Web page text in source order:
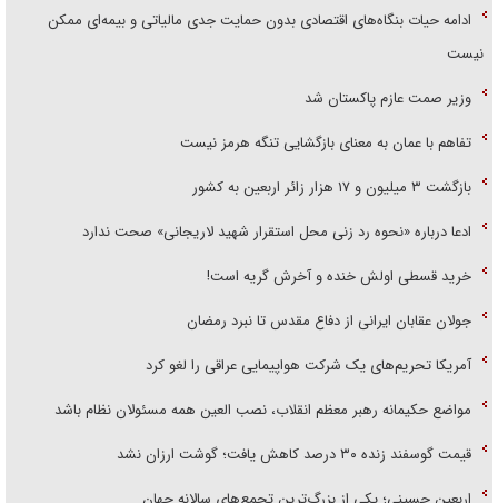
ادامه حیات بنگاه‌های اقتصادی بدون حمایت جدی مالیاتی و بیمه‌ای ممکن
نیست
وزیر صمت عازم پاکستان شد
تفاهم با عمان به معنای بازگشایی تنگه هرمز نیست
بازگشت ۳ میلیون و ۱۷ هزار زائر اربعین به کشور
ادعا درباره «نحوه رد زنی محل استقرار شهید لاریجانی» صحت ندارد
خرید قسطی اولش خنده و آخرش گریه است!
جولان عقابان ایرانی از دفاع مقدس تا نبرد رمضان
آمریکا تحریم‌های یک شرکت هواپیمایی عراقی را لغو کرد
مواضع حکیمانه رهبر معظم انقلاب، نصب العین همه مسئولان نظام باشد
قیمت گوسفند زنده ۳۰ درصد کاهش یافت؛ گوشت ارزان نشد